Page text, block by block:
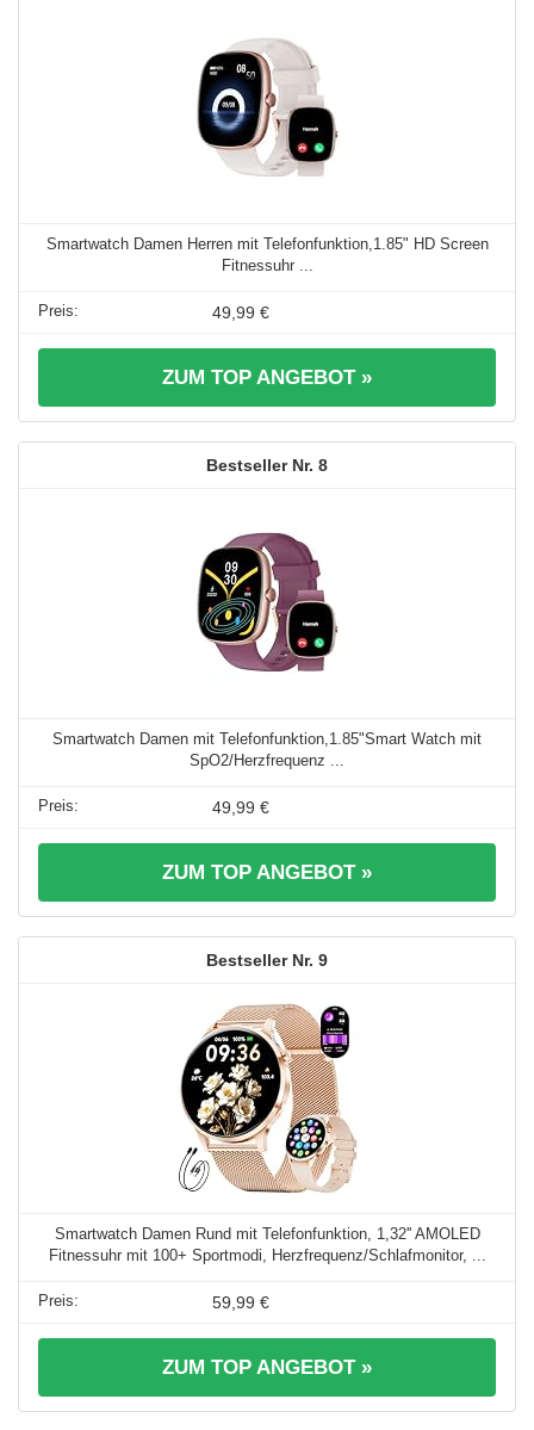
Smartwatch Damen Herren mit Telefonfunktion,1.85" HD Screen
Fitnessuhr ...
49,99 €
ZUM TOP ANGEBOT »
8
Smartwatch Damen mit Telefonfunktion,1.85"Smart Watch mit
SpO2/Herzfrequenz ...
49,99 €
ZUM TOP ANGEBOT »
9
Smartwatch Damen Rund mit Telefonfunktion, 1,32'' AMOLED
Fitnessuhr mit 100+ Sportmodi, Herzfrequenz/Schlafmonitor, ...
59,99 €
ZUM TOP ANGEBOT »